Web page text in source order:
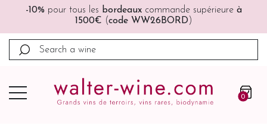
🚚🚚 Port offertà partir de 200€ (France, Allemagne,
Belgique, Pays-Bas)
0